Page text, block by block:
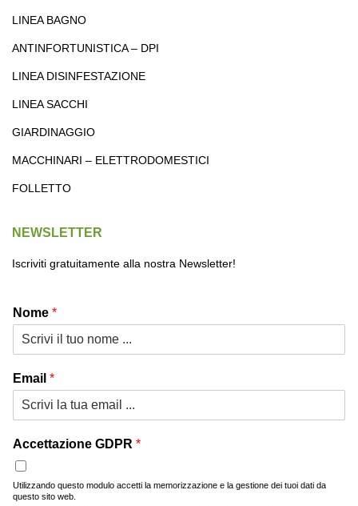
LINEA BAGNO
ANTINFORTUNISTICA – DPI
LINEA DISINFESTAZIONE
LINEA SACCHI
GIARDINAGGIO
MACCHINARI – ELETTRODOMESTICI
FOLLETTO
NEWSLETTER
Iscriviti gratuitamente alla nostra Newsletter!
Nome *
Email *
Accettazione GDPR *
Utilizzando questo modulo accetti la memorizzazione e la gestione dei tuoi dati da
questo sito web.